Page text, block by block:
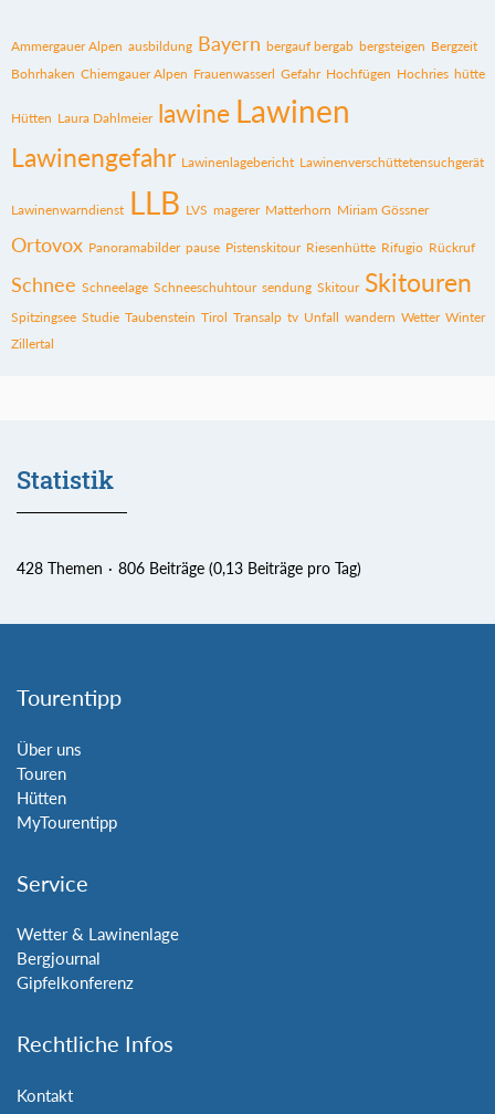
Ammergauer Alpen ausbildung Bayern bergauf bergab bergsteigen Bergzeit
Bohrhaken Chiemgauer Alpen Frauenwasserl Gefahr Hochfügen Hochries hütte
Hütten Laura Dahlmeier lawine Lawinen
Lawinengefahr Lawinenlagebericht Lawinenverschüttetensuchgerät
Lawinenwarndienst LLB LVS magerer Matterhorn Miriam Gössner
Ortovox Panoramabilder pause Pistenskitour Riesenhütte Rifugio Rückruf
Schnee Schneelage Schneeschuhtour sendung Skitour Skitouren
Spitzingsee Studie Taubenstein Tirol Transalp tv Unfall wandern Wetter Winter
Zillertal
Statistik
428 Themen 806 Beiträge (0,13 Beiträge pro Tag)
Tourentipp
Über uns
Touren
Hütten
MyTourentipp
Service
Wetter & Lawinenlage
Bergjournal
Gipfelkonferenz
Rechtliche Infos
Kontakt